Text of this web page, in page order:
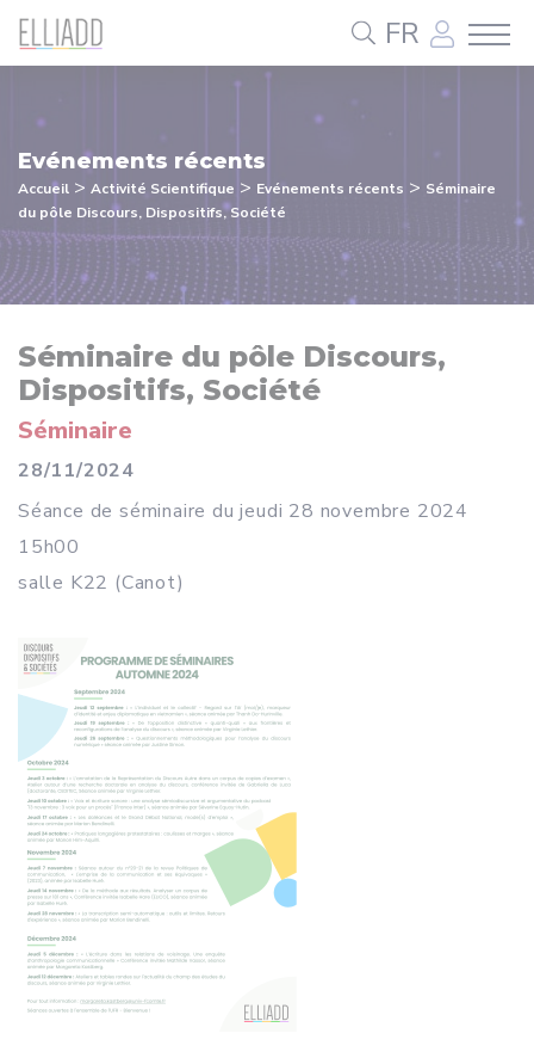
FR
Evénements récents
Accueil > Activité Scientifique > Evénements récents > Séminaire
du pôle Discours, Dispositifs, Société
Séminaire du pôle Discours,
Dispositifs, Société
Séminaire
28/11/2024
Séance de séminaire dujeudi 28 novembre 2024
15h00
salle K22 (Canot)
Panneau de gestion des cookies